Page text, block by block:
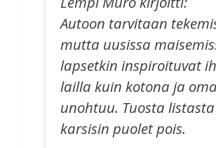
Autoon tarvitaan
mutta uusissa
lapsetkin inspiroituvat
lailla kuin kotona ja
unohtuu. Tuosta listasta
karsisin puolet pois.